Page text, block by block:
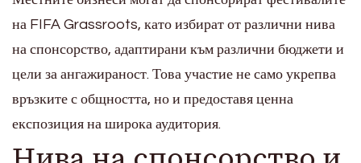
на FIFA Grassroots, като избират от различни нива
на спонсорство, адаптирани към различни бюджети и
цели за ангажираност. Това участие не само укрепва
връзките с общността, но и предоставя ценна
експозиция на широка аудитория.